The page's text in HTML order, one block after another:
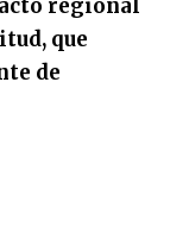
regional
que
de